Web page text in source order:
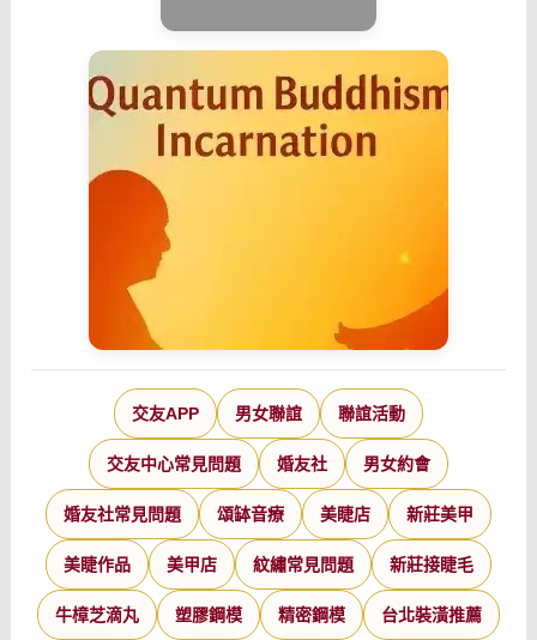
交友APP 男女聯誼 聯誼活動
交友中心常見問題 婚友社 男女約會
婚友社常見問題 頌缽音療 美睫店 新莊美甲
美睫作品 美甲店 紋繡常見問題 新莊接睫毛
牛樟芝滴丸 塑膠鋼模 精密鋼模 台北裝潢推薦